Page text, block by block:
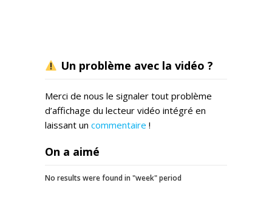
Un problème avec la vidéo ?
Merci de nous le signaler tout problème
d’affichage du lecteur vidéo intégré en
laissant un commentaire !
On a aimé
No results were found in "week" period